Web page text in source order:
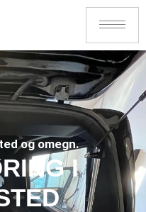
og omegn.
I